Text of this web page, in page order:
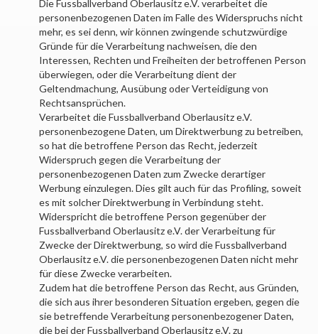
DieFussballverband Oberlausitz e.V.verarbeitet die
personenbezogenen Daten im Falle des Widerspruchs nicht
mehr, es sei denn, wir können zwingende schutzwürdige
Gründe für die Verarbeitung nachweisen, die den
Interessen, Rechten und Freiheiten der betroffenen Person
überwiegen, oder die Verarbeitung dient der
Geltendmachung, Ausübung oder Verteidigung von
Rechtsansprüchen.
Verarbeitet dieFussballverband Oberlausitz e.V.
personenbezogene Daten, um Direktwerbung zu betreiben,
so hat die betroffene Person das Recht, jederzeit
Widerspruch gegen die Verarbeitung der
personenbezogenen Daten zum Zwecke derartiger
Werbung einzulegen. Dies gilt auch für das Profiling, soweit
es mit solcher Direktwerbung in Verbindung steht.
Widerspricht die betroffene Person gegenüber der
Fussballverband Oberlausitz e.V.der Verarbeitung für
Zwecke der Direktwerbung, so wird dieFussballverband
Oberlausitz e.V.die personenbezogenen Daten nicht mehr
für diese Zwecke verarbeiten.
Zudem hat die betroffene Person das Recht, aus Gründen,
die sich aus ihrer besonderen Situation ergeben, gegen die
sie betreffende Verarbeitung personenbezogener Daten,
die bei derFussballverband Oberlausitz e.V.zu